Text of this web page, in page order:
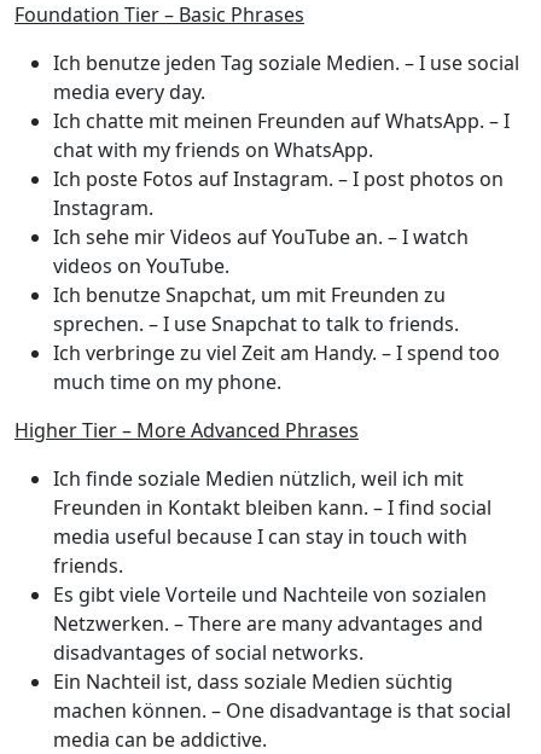
Foundation Tier – Basic Phrases
Ich benutze jeden Tag soziale Medien. – I use social
media every day.
Ich chatte mit meinen Freunden auf WhatsApp. – I
chat with my friends on WhatsApp.
Ich poste Fotos auf Instagram. – I post photos on
Instagram.
Ich sehe mir Videos auf YouTube an. – I watch
videos on YouTube.
Ich benutze Snapchat, um mit Freunden zu
sprechen. – I use Snapchat to talk to friends.
Ich verbringe zu viel Zeit am Handy. – I spend too
much time on my phone.
Higher Tier – More Advanced Phrases
Ich finde soziale Medien nützlich, weil ich mit
Freunden in Kontakt bleiben kann. – I find social
media useful because I can stay in touch with
friends.
Es gibt viele Vorteile und Nachteile von sozialen
Netzwerken. – There are many advantages and
disadvantages of social networks.
Ein Nachteil ist, dass soziale Medien süchtig
machen können. – One disadvantage is that social
media can be addictive.